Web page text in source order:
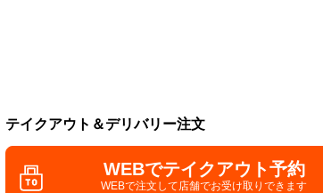
テイクアウト＆デリバリー注文
WEBでテイクアウト予約
WEBで注文して 店舗でお受け取りできます